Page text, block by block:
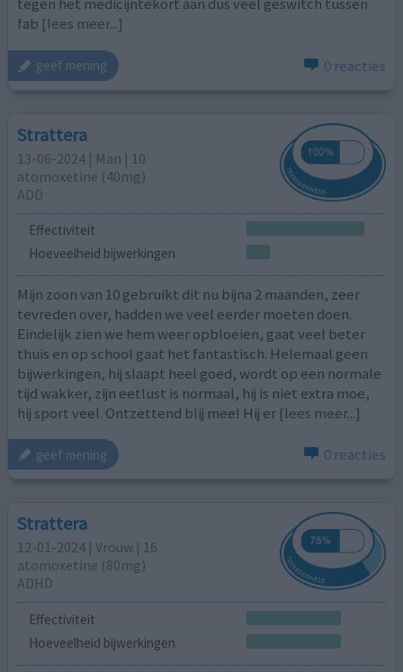
fab [lees meer...]
geef mening 0 reacties
Strattera
13-06-2024 | Man | 10
atomoxetine (40mg)
ADD
Effectiviteit
Hoeveelheid bijwerkingen
Mijn zoon van 10 gebruikt dit nu bijna 2 maanden, zeer
tevreden over, hadden we veel eerder moeten doen.
Eindelijk zien we hem weer opbloeien, gaat veel beter
thuis en op school gaat het fantastisch. Helemaal geen
bijwerkingen, hij slaapt heel goed, wordt op een normale
tijd wakker, zijn eetlust is normaal, hij is niet extra moe,
hij sport veel. Ontzettend blij mee! Hij er [lees meer...]
geef mening 0 reacties
Strattera
12-01-2024 | Vrouw | 16
atomoxetine (80mg)
ADHD
Effectiviteit
Hoeveelheid bijwerkingen